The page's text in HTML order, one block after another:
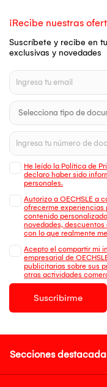
¡Recibe nuestras
Suscríbete y recibe en
exclusivas y novedades
He leído la Política de
declaro haber sido
personales.
Autorizo a OECHSLE a
ofrecerme experiencias
contenido
novedades,
con lo que realmente
Acepto el compartir mi
empresarial de
publicitarias sobre sus
otras actividades
Suscribirme
Secciones